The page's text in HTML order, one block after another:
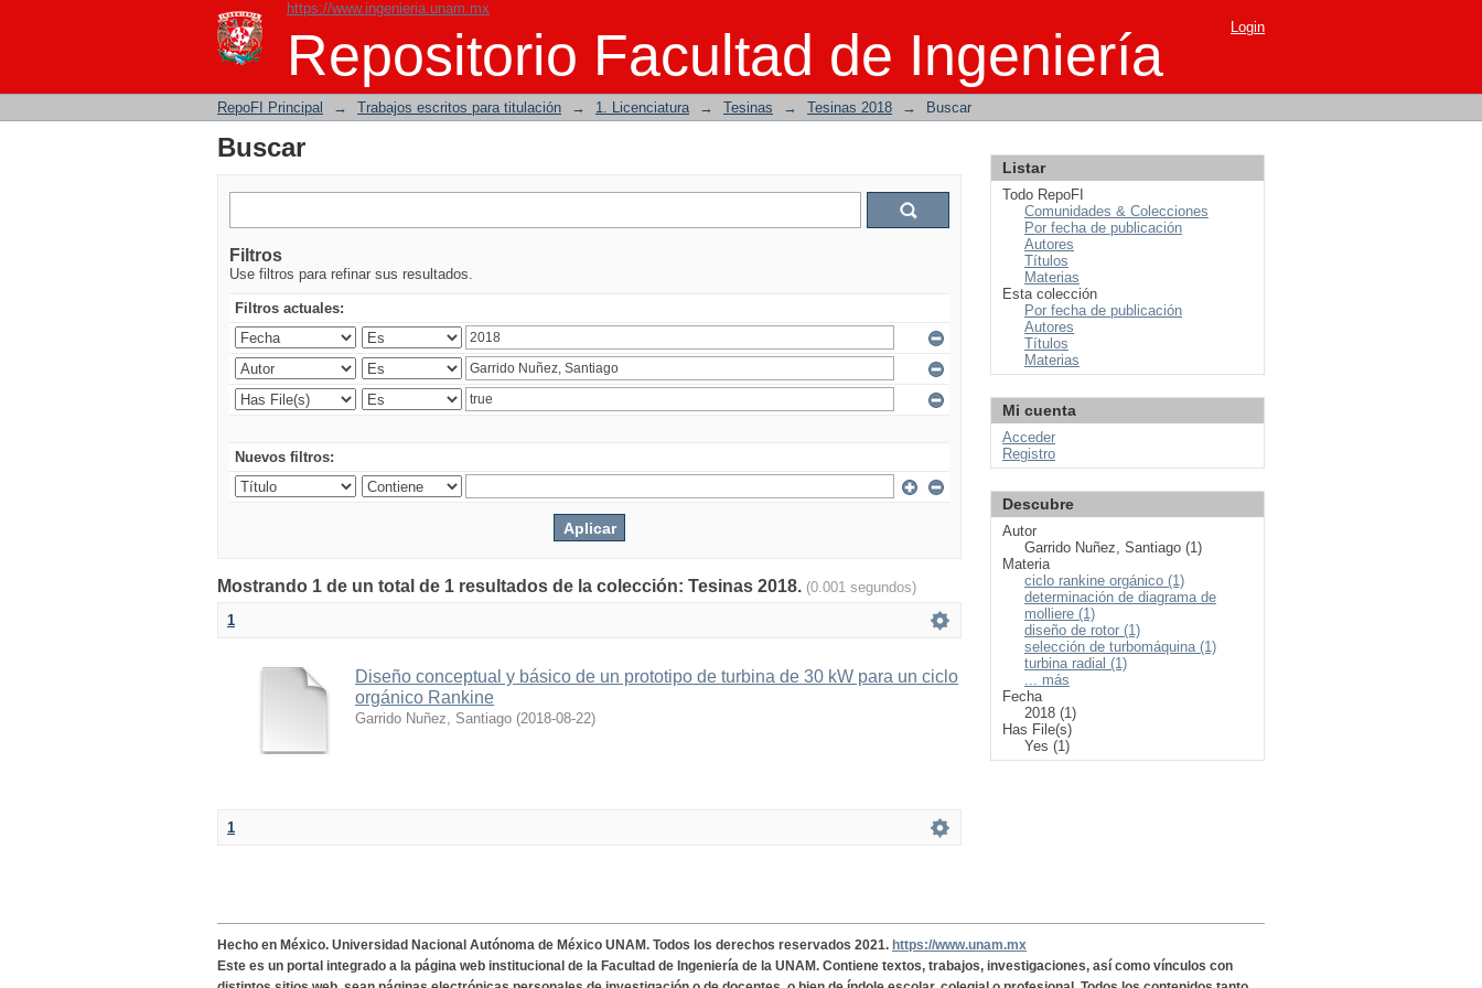
https://www.ingenieria.unam.mx
Repositorio Facultad de Ingeniería
Buscar Login
RepoFI Principal → Trabajos escritos para titulación → 1. Licenciatura → Tesinas → Tesinas 2018 → Buscar
Buscar
Filtros
Use filtros para refinar sus resultados.
Filtros actuales:
Nuevos filtros:
Mostrando 1 de un total de 1 resultados de la colección: Tesinas 2018. (0.001 segundos)
1
Diseño conceptual y básico de un prototipo de turbina de 30 kW para un ciclo
orgánico Rankine
Garrido Nuñez, Santiago (2018-08-22)
1
Listar
Todo RepoFI
Comunidades & Colecciones
Por fecha de publicación
Autores
Títulos
Materias
Esta colección
Por fecha de publicación
Autores
Títulos
Materias
Mi cuenta
Acceder
Registro
Descubre
Autor
Garrido Nuñez, Santiago (1)
Materia
ciclo rankine orgánico (1)
determinación de diagrama de
molliere (1)
diseño de rotor (1)
selección de turbomáquina (1)
turbina radial (1)
... más
Fecha
2018 (1)
Has File(s)
Yes (1)
Hecho en México. Universidad Nacional Autónoma de México UNAM. Todos los derechos reservados 2021. https://www.unam.mx
Este es un portal integrado a la página web institucional de la Facultad de Ingeniería de la UNAM. Contiene textos, trabajos, investigaciones, así como vínculos con